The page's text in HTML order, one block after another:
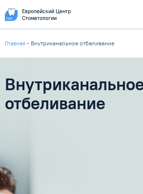
Европейский Центр
Стоматологии
Главная - Внутриканальное отбеливание
отбеливание